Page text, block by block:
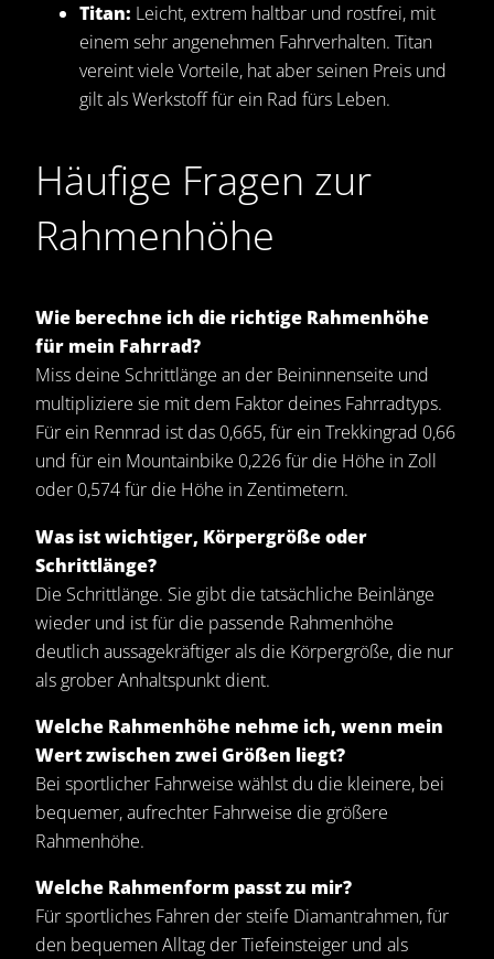
Titan: Leicht, extrem haltbar und rostfrei, mit
einem sehr angenehmen Fahrverhalten. Titan
vereint viele Vorteile, hat aber seinen Preis und
gilt als Werkstoff für ein Rad fürs Leben.
Häufige Fragen zur
Rahmenhöhe
Wie berechne ich die richtige Rahmenhöhe
für mein Fahrrad?
Miss deine Schrittlänge an der Beininnenseite und
multipliziere sie mit dem Faktor deines Fahrradtyps.
Für ein Rennrad ist das 0,665, für ein Trekkingrad 0,66
und für ein Mountainbike 0,226 für die Höhe in Zoll
oder 0,574 für die Höhe in Zentimetern.
Was ist wichtiger, Körpergröße oder
Schrittlänge?
Die Schrittlänge. Sie gibt die tatsächliche Beinlänge
wieder und ist für die passende Rahmenhöhe
deutlich aussagekräftiger als die Körpergröße, die nur
als grober Anhaltspunkt dient.
Welche Rahmenhöhe nehme ich, wenn mein
Wert zwischen zwei Größen liegt?
Bei sportlicher Fahrweise wählst du die kleinere, bei
bequemer, aufrechter Fahrweise die größere
Rahmenhöhe.
Welche Rahmenform passt zu mir?
Für sportliches Fahren der steife Diamantrahmen, für
den bequemen Alltag der Tiefeinsteiger und als